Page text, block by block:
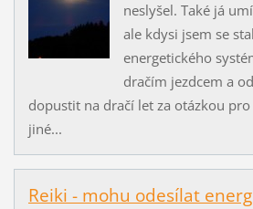
neslyšel. Také já
ale kdysi jsem se
energetického
dračím jezdcem a
dopustit na dračí let za otázkou pro
jiné...
Reiki - mohu odesílat